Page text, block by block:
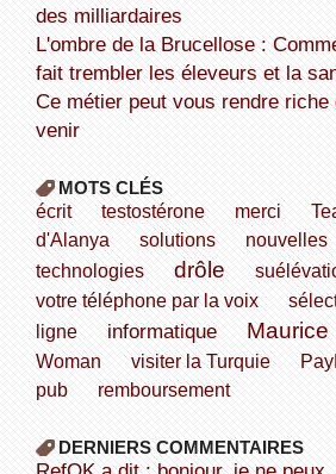
des milliardaires
L'ombre de la Brucellose : Comment une bactérie
fait trembler les éleveurs et la
Ce métier peut vous rendre riche dans les années à
venir
MOTS CLÉS
écrit testostérone merci
d'Alanya
solutions
nouvelles
technologies
drôle
votre téléphone par la voix
ligne
informatique Maurice
Woman
visiter la Turquie
pub
remboursement
DERNIERS COMMENTAIRES